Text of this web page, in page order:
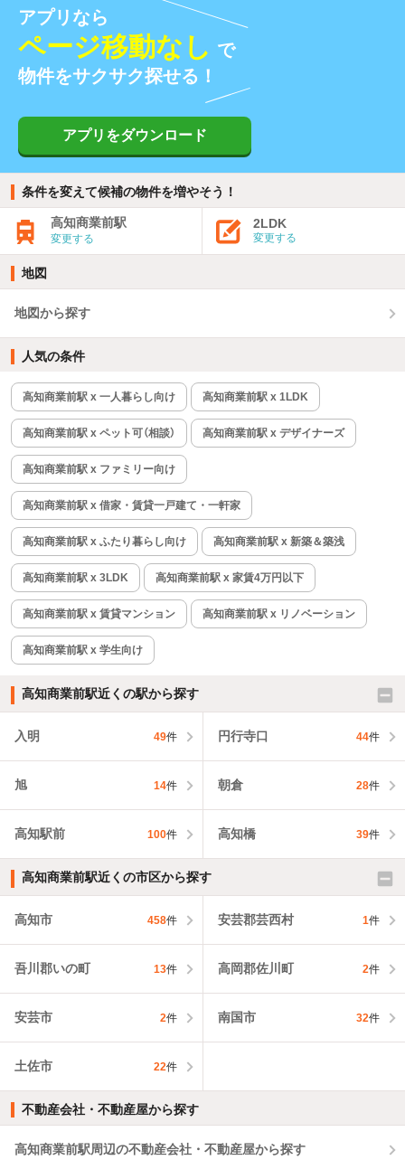
アプリなら
ページ移動なし で
物件をサクサク探せる！
アプリをダウンロード
条件を変えて候補の物件を増やそう！
高知商業前駅
変更する
2LDK
変更する
地図
地図から探す
人気の条件
高知商業前駅 x 一人暮らし向け 高知商業前駅 x 1LDK
高知商業前駅 x ペット可（相談） 高知商業前駅 x デザイナーズ
高知商業前駅 x ファミリー向け
高知商業前駅 x 借家・賃貸一戸建て・一軒家
高知商業前駅 x ふたり暮らし向け 高知商業前駅 x 新築＆築浅
高知商業前駅 x 3LDK 高知商業前駅 x 家賃4万円以下
高知商業前駅 x 賃貸マンション 高知商業前駅 x リノベーション
高知商業前駅 x 学生向け
高知商業前駅近くの駅から探す
入明 49件 円行寺口 44件
旭 14件 朝倉 28件
高知駅前 100件 高知橋 39件
高知商業前駅近くの市区から探す
高知市 458件 安芸郡芸西村 1件
吾川郡いの町 13件 高岡郡佐川町 2件
安芸市 2件 南国市 32件
土佐市 22件
不動産会社・不動産屋から探す
高知商業前駅周辺の不動産会社・不動産屋から探す